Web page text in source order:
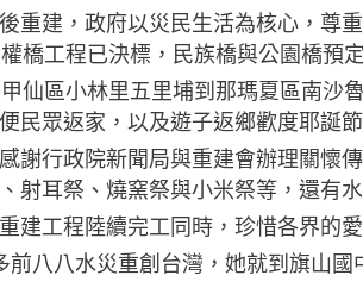
重建，政府以災民生活為核心，尊
橋工程已決標，民族橋與公園橋預
仙區小林里五里埔到那瑪夏區南沙
民眾返家，以及遊子返鄉歡度耶誕
謝行政院新聞局與重建會辦理關懷
射耳祭、燒窯祭與小米祭等，還有水
建工程陸續完工同時，珍惜各界的
前八八水災重創台灣，她就到旗山